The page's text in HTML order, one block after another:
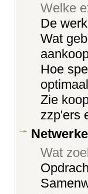
Welke
De
Wat
Hoe
Zie
zzp'ers
Wat